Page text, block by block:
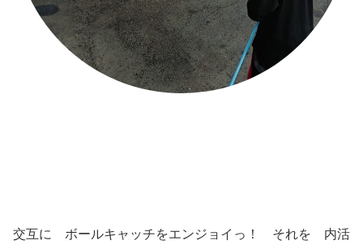
交互に ボールキャッチをエンジョイっ！ それを 内活